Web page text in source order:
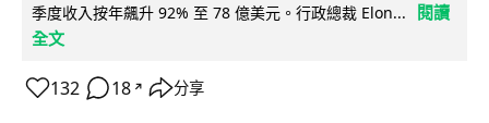
季度收入按年飆升 92% 至 78 億美元。行政總裁 Elon...
閱讀
全文
132 18 ↗ 分享